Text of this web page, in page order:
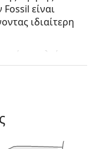
είναι
ιδιαίτερη
γυαλιά
ανοιχτά
επιλογή για